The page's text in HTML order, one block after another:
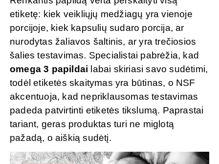
etiketę: kiek veikliųjų medžiagų yra vienoje
porcijoje, kiek kapsulių sudaro porcija, ar
nurodytas žaliavos šaltinis, ar yra trečiosios
šalies testavimas. Specialistai pabrėžia, kad
omega 3 papildai labai skiriasi savo sudėtimi,
todėl etiketės skaitymas yra būtinas, o NSF
akcentuoja, kad nepriklausomas testavimas
padeda patvirtinti etiketės tikslumą. Paprastai
tariant, geras produktas turi ne miglotą
pažadą, o aiškią sudėtį.